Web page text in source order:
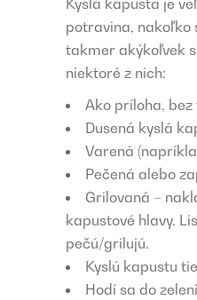
Kyslá kapusta je
potravina, nakoľko
takmer akýkoľvek
niektoré z nich:
Ako príloha,
Dusená kyslá
Varená
Pečená alebo
Grilovaná –
kapustové hlavy.
pečú/grilujú.
Kyslú kapustu
Hodí sa do